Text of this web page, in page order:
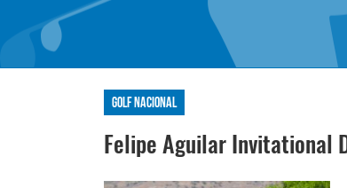
Golf Nacional
Felipe Aguilar Invitational